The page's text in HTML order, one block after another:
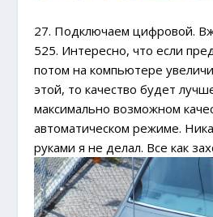
27. Подключаем цифровой.
525. Интересно, что если
потом на компьютере
этой, то качество будет
максимально возможном
автоматическом режиме.
руками я не делал. Все как